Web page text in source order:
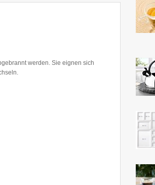
werden. Sie eignen sich